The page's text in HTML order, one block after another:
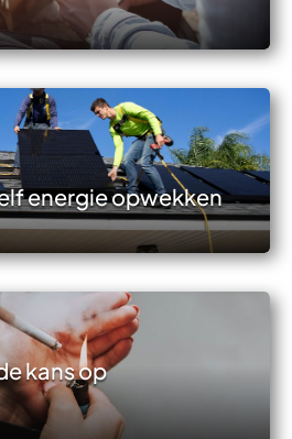
energie opwekken
kans op